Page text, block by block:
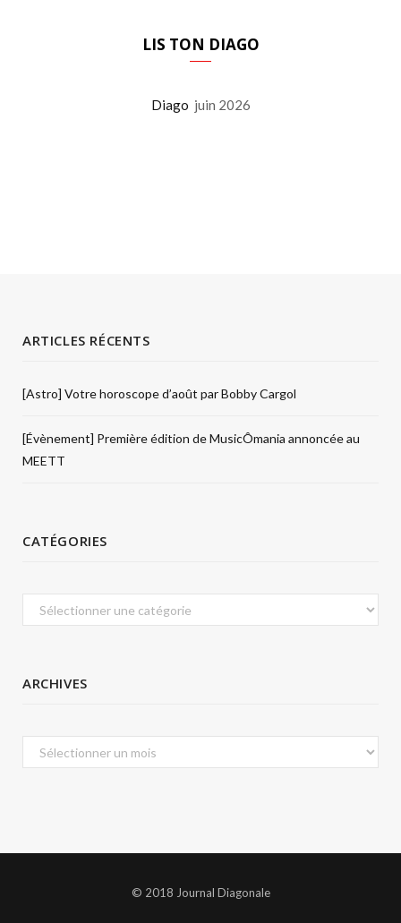
LIS TON DIAGO
Diago juin 2026
ARTICLES RÉCENTS
[Astro] Votre horoscope d’août par Bobby Cargol
[Évènement] Première édition de MusicÔmania annoncée au
MEETT
CATÉGORIES
Catégories
ARCHIVES
Archives
© 2018 Journal Diagonale